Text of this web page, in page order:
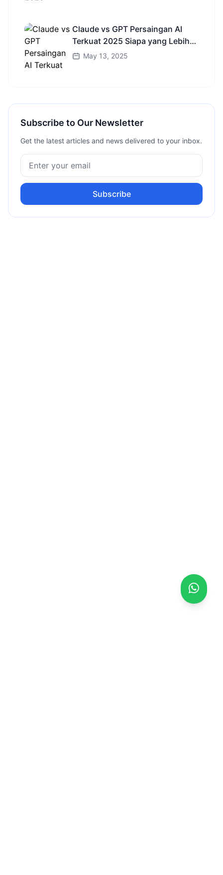
Claude vs GPT Persaingan AI
Terkuat 2025 Siapa yang Lebih
Cerdas?
May 13, 2025
Subscribe to Our Newsletter
Get the latest articles and news delivered to your inbox.
Subscribe